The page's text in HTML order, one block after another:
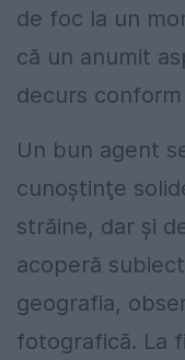
de foc la un
că un anumit
decurs
Un bun agent
cunoştinţe
străine, dar şi
acoperă
geografia,
fotografică. La